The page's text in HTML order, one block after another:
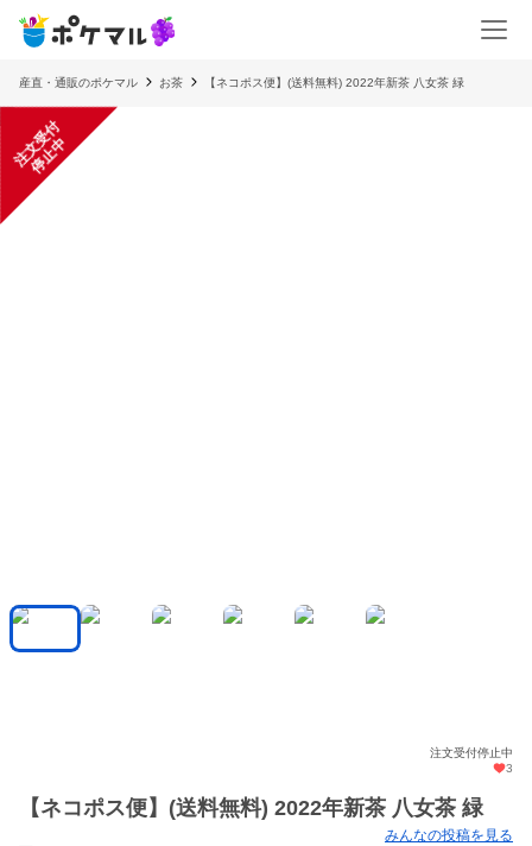
産直・通販のポケマル お茶 【ネコポス便】(送料無料) 2022年新茶 八女茶 緑
注
文
受
付
停
止
中
注文受付停止中
3
【ネコポス便】(送料無料) 2022年新茶 八女茶 緑
みんなの投稿を見る